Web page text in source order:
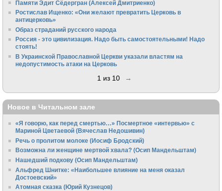
Памяти Эдит Сёдергран (Алексей Дмитриенко)
Ростислав Ищенко: «Они желают превратить Церковь в
антицерковь»
Образ страданий русского народа
Россия - это цивилизация. Надо быть самостоятельными! Надо
стоять!
В Украинской Православной Церкви указали властям на
недопустимость атаки на Церковь
1 из 10 →
Новое в Читальном зале
«Я говорю, как перед смертью…» Посмертное «интервью» с
Мариной Цветаевой (Вячеслав Недошивин)
Речь о пролитом молоке (Иосиф Бродский)
Возможна ли женщине мертвой хвала? (Осип Мандельштам)
Нашедший подкову (Осип Мандельштам)
Альфред Шнитке: «Наибольшее влияние на меня оказал
Достоевский»
Атомная сказка (Юрий Кузнецов)